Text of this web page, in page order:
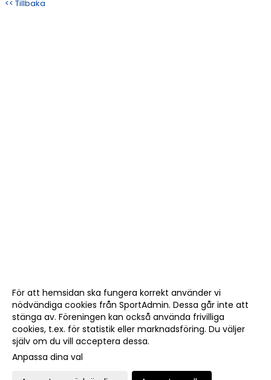
<< Tillbaka
För att hemsidan ska fungera korrekt använder vi
nödvändiga cookies från SportAdmin. Dessa går inte att
stänga av. Föreningen kan också använda frivilliga
cookies, t.ex. för statistik eller marknadsföring. Du väljer
själv om du vill acceptera dessa.
Anpassa dina val